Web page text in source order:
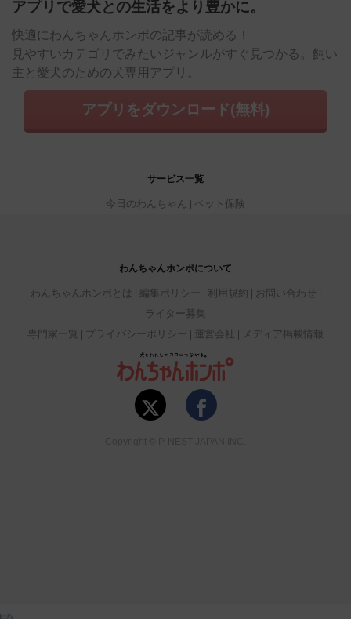
アプリで愛犬との生活をより豊かに。
快適にわんちゃんホンポの記事が読める！
見やすいカテゴリでみたいジャンルがすぐ見つかる。飼い
主と愛犬のための犬専用アプリ。
アプリをダウンロード(無料)
サービス一覧
今日のわんちゃん ペット保険
わんちゃんホンポについて
わんちゃんホンポとは 編集ポリシー 利用規約
お問い合わせ
ライター募集
専門家一覧
プライバシーポリシー 運営会社 メディア掲載情報